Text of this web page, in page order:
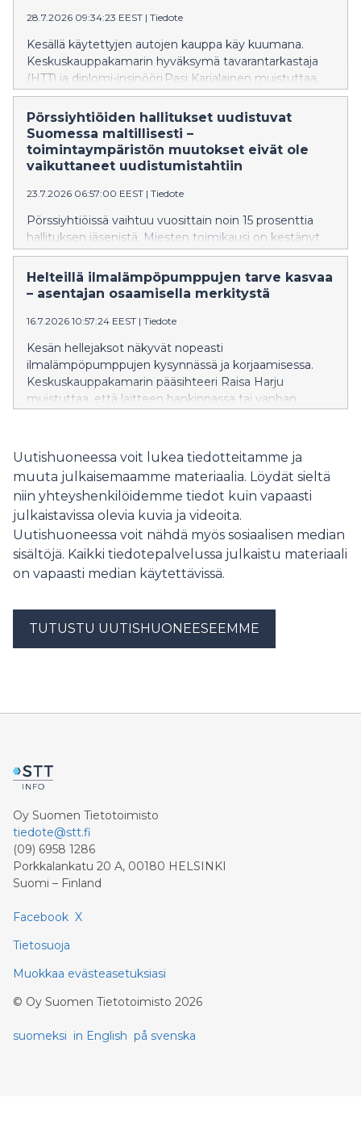
28.7.2026 09:34:23 EEST | Tiedote
Kesällä käytettyjen autojen kauppa käy kuumana.
Keskuskauppakamarin hyväksymä tavarantarkastaja
(HTT) ja diplomi-insinööri Pasi Karjalainen muistuttaa,
että käytetyn auton ostamisessa kannattaa kiinnittää
huomiota erityisesti auton tekniseen kuntoon,
huoltohistoriaan ja mahdollisiin kolarivaurioihin.
Huolellinen taustojen tarkistaminen ennen
kaupantekoa voi ehkäistä ikäviä yllätyksiä ja kalliita
Pörssiyhtiöiden hallitukset uudistuvat
Suomessa maltillisesti –
toimintaympäristön muutokset eivät ole
vaikuttaneet uudistumistahtiin
23.7.2026 06:57:00 EEST | Tiedote
Pörssiyhtiöissä vaihtuu vuosittain noin 15 prosenttia
hallituksen jäsenistä. Miesten toimikausi on kestänyt
keskimäärin 5,3 vuotta ja naisilla 3,5 vuotta. Kahdella
kolmesta hallitukseen valituista henkilöistä on
kokemusta toimitusjohtajan tehtävästä tai
liiketoimintojen johdosta. Tiedot selviävät
Keskuskauppakamarin naisjohtajakatsauksesta.
Helteillä ilmalämpöpumppujen tarve kasvaa
– asentajan osaamisella merkitystä
16.7.2026 10:57:24 EEST | Tiedote
Kesän hellejaksot näkyvät nopeasti
ilmalämpöpumppujen kysynnässä ja korjaamisessa.
Keskuskauppakamarin pääsihteeri Raisa Harju
muistuttaa, että laitteen hankinnassa tai vanhan
ratkaisut voivat lisätä virheiden riskiä, jolloin asentajan
osaaminen ja kokemus korostuvat.
Uutishuoneessa voit lukea tiedotteitamme ja
muuta julkaisemaamme materiaalia. Löydät sieltä
niin yhteyshenkilöidemme tiedot kuin vapaasti
julkaistavissa olevia kuvia ja videoita.
Uutishuoneessa voit nähdä myös sosiaalisen median
sisältöjä. Kaikki tiedotepalvelussa julkaistu materiaali
on vapaasti median käytettävissä.
TUTUSTU UUTISHUONEESEEMME
Oy Suomen Tietotoimisto
tiedote@stt.fi
(09) 6958 1286
Porkkalankatu 20 A, 00180 HELSINKI
Suomi – Finland
Facebook X
Tietosuoja
Muokkaa evästeasetuksiasi
© Oy Suomen Tietotoimisto 2026
suomeksi in English på svenska